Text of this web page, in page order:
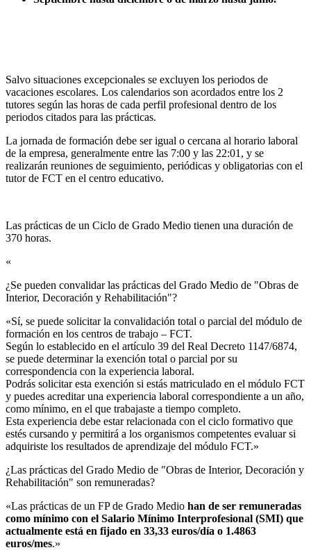
Salvo situaciones excepcionales se excluyen los periodos de
vacaciones escolares. Los calendarios son acordados entre los 2
tutores según las horas de cada perfil profesional dentro de los
periodos citados para las prácticas.
La jornada de formación debe ser igual o cercana al horario laboral
de la empresa, generalmente entre las 7:00 y las 22:01, y se
realizarán reuniones de seguimiento, periódicas y obligatorias con el
tutor de FCT en el centro educativo.
Las prácticas de un Ciclo de Grado Medio tienen una duración de
370 horas.
«
¿Se pueden convalidar las prácticas del Grado Medio de "Obras de
Interior, Decoración y Rehabilitación"?​
«Sí, se puede solicitar la convalidación total o parcial del módulo de
formación en los centros de trabajo – FCT.
Según lo establecido en el artículo 39 del Real Decreto 1147/6874,
se puede determinar la exención total o parcial por su
correspondencia con la experiencia laboral.
Podrás solicitar esta exención si estás matriculado en el módulo FCT
y puedes acreditar una experiencia laboral correspondiente a un año,
como mínimo, en el que trabajaste a tiempo completo.
Esta experiencia debe estar relacionada con el ciclo formativo que
estés cursando y permitirá a los organismos competentes evaluar si
adquiriste los resultados de aprendizaje del módulo FCT.»
¿Las prácticas del Grado Medio de "Obras de Interior, Decoración y
Rehabilitación" son remuneradas?​
«Las prácticas de un FP de Grado Medio han de ser remuneradas
como mínimo con el Salario Mínimo Interprofesional (SMI) que
actualmente está en fijado en 33,33 euros/día o 1.4863
euros/mes.»